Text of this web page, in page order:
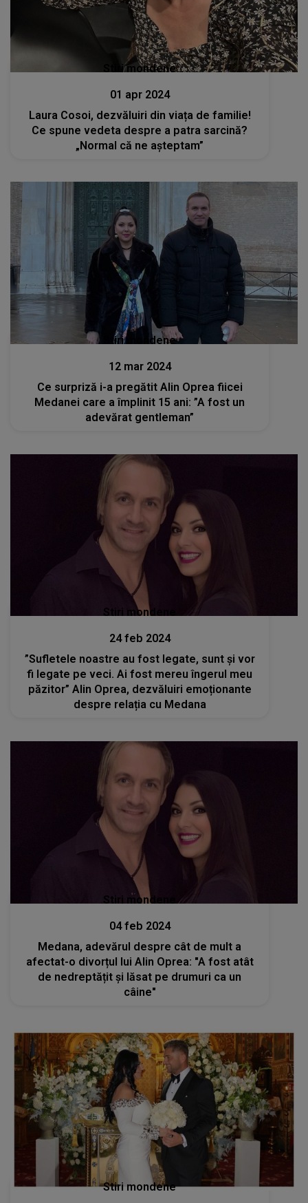
Stiri mondene
01 apr 2024
Laura Cosoi, dezvăluiri din viața de familie!
Ce spune vedeta despre a patra sarcină?
„Normal că ne așteptam”
Stiri mondene
12 mar 2024
Ce surpriză i-a pregătit Alin Oprea fiicei
Medanei care a împlinit 15 ani: ”A fost un
adevărat gentleman”
Stiri mondene
24 feb 2024
”Sufletele noastre au fost legate, sunt și vor
fi legate pe veci. Ai fost mereu îngerul meu
păzitor” Alin Oprea, dezvăluiri emoționante
despre relația cu Medana
Stiri mondene
04 feb 2024
Medana, adevărul despre cât de mult a
afectat-o divorțul lui Alin Oprea: "A fost atât
de nedreptățit și lăsat pe drumuri ca un
câine"
Stiri mondene